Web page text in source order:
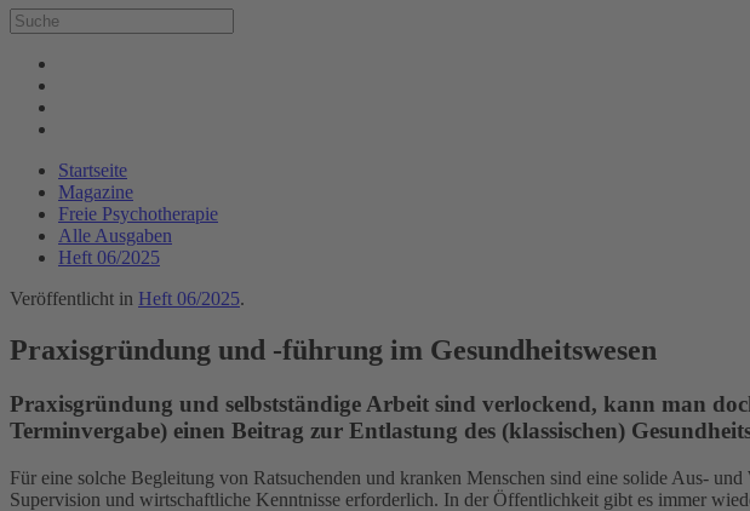
Startseite
Magazine
Freie Psychotherapie
Alle Ausgaben
Heft 06/2025
Veröffentlicht in Heft 06/2025.
Praxisgründung und -führung im Gesundheitswesen
Praxisgründung und selbstständige Arbeit sind verlockend, kann man
Terminvergabe) einen Beitrag zur Entlastung des (klassischen)
Für eine solche Begleitung von Ratsuchenden und kranken Menschen sind eine solide Aus-
Supervision und wirtschaftliche Kenntnisse erforderlich. In der Öffentlichkeit gibt es immer